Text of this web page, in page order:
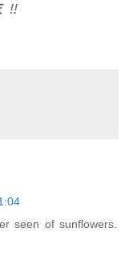
!!
seen of sunflowers.